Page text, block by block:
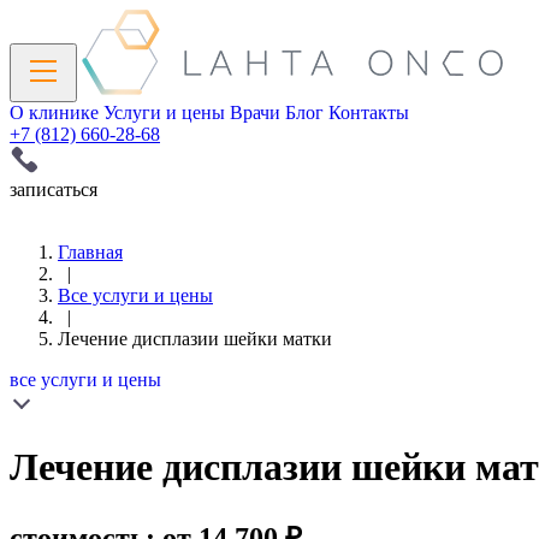
О клинике Услуги и цены Врачи Блог Контакты
+7 (812) 660-28-68
записаться
Главная
|
Все услуги и цены
|
Лечение дисплазии шейки матки
все услуги и цены
Лечение дисплазии шейки